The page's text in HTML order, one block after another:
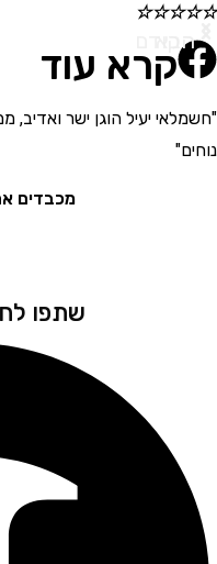
☆
☆
קרא עוד
יעיל הוגן ישר ואדיב,
מכבדים את
שתפו